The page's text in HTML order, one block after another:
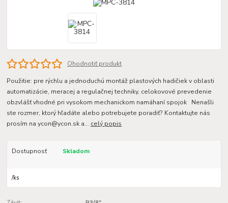
Ohodnotiť produkt
Použitie: pre rýchlu a jednoduchú montáž plastových hadičiek v oblasti
automatizácie, meracej a regulačnej techniky, celokovové prevedenie
obzvlášť vhodné pri vysokom mechanickom namáhaní spojok Nenašli
ste rozmer, ktorý hľadáte alebo potrebujete poradiť? Kontaktujte nás
prosím na ycon@ycon.sk a... celý popis
Dostupnosť Skladom
/ks